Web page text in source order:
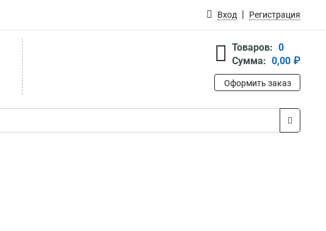
Вход Регистрация
Товаров: 0
Сумма: 0,00 ₽
Оформить заказ